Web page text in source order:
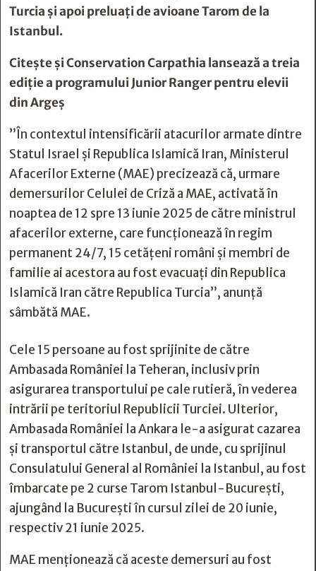
Turcia şi apoi preluaţi de avioane Tarom de la
Istanbul.
Citește șiConservation Carpathia lansează a treia
ediție a programului Junior Ranger pentru elevii
din Argeș
”În contextul intensificării atacurilor armate dintre
Statul Israel şi Republica Islamică Iran, Ministerul
Afacerilor Externe (MAE) precizează că, urmare
demersurilor Celulei de Criză a MAE, activată în
noaptea de 12 spre 13 iunie 2025 de către ministrul
afacerilor externe, care funcţionează în regim
permanent 24/7, 15 cetăţeni români şi membri de
familie ai acestora au fost evacuaţi din Republica
Islamică Iran către Republica Turcia”, anunţă
sâmbătă MAE.
Cele 15 persoane au fost sprijinite de către
Ambasada României la Teheran, inclusiv prin
asigurarea transportului pe cale rutieră, în vederea
intrării pe teritoriul Republicii Turciei. Ulterior,
Ambasada României la Ankara le-a asigurat cazarea
şi transportul către Istanbul, de unde, cu sprijinul
Consulatului General al României la Istanbul, au fost
îmbarcate pe 2 curse Tarom Istanbul-Bucureşti,
ajungând la Bucureşti în cursul zilei de 20 iunie,
respectiv 21 iunie 2025.
MAE menţionează că aceste demersuri au fost